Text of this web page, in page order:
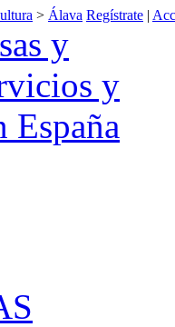
> Álava Regístrate |